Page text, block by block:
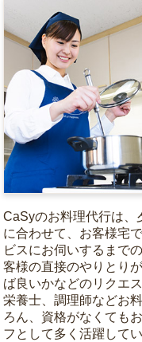
CaSyのお料理代行は、
に合わせて、お客様宅
ビスにお伺いするまで
客様の直接のやりとり
ば良いかなどのリクエ
栄養士、調理師などお
ろん、資格がなくても
フとして多く活躍してい